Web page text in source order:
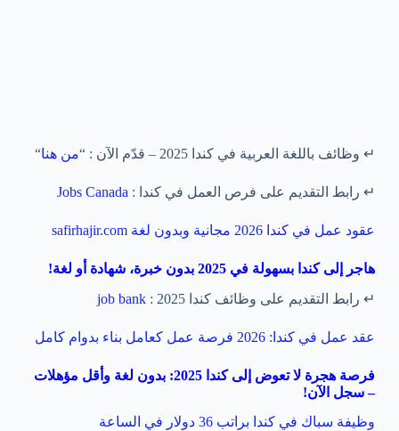
↵ وظائف باللغة العربية في كندا 2025 – قدّم الآن : “من هنا“
↵ رابط التقديم على فرص العمل في كندا : Jobs Canada
عقود عمل في كندا 2026 مجانية وبدون لغة safirhajir.com
هاجر إلى كندا بسهولة في 2025 بدون خبرة، شهادة أو لغة!
↵ رابط التقديم على وظائف كندا 2025 : job bank
عقد عمل في كندا: 2026 فرصة عمل كعامل بناء بدوام كامل
فرصة هجرة لا تعوض إلى كندا 2025: بدون لغة وأقل مؤهلات
– سجل الآن!
وظيفة سباك في كندا براتب 36 دولار في الساعة